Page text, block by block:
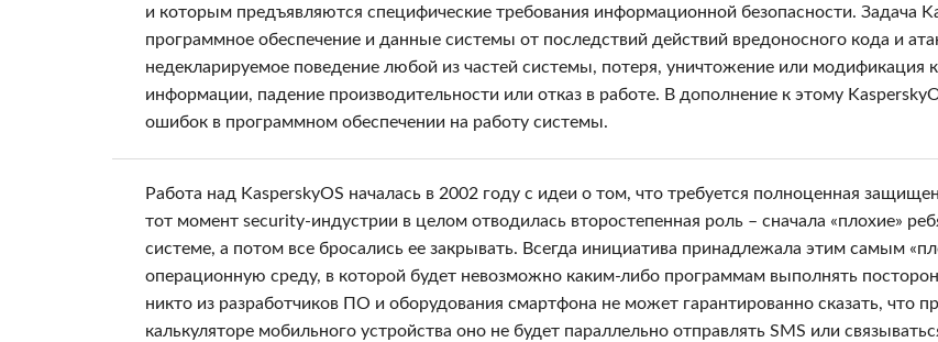
и которым предъявляются специфические требования информационной безопасности. Задача
программное обеспечение и данные системы от последствий действий вредоносного кода и
недекларируемое поведение любой из частей системы, потеря, уничтожение или модификация
информации, падение производительности или отказ в работе. В дополнение к этому
ошибок в программном обеспечении на работу системы.
Работа над KasperskyOS началась в 2002 году с идеи о том, что требуется полноценная
тот момент security-индустрии в целом отводилась второстепенная роль – сначала «плохие»
системе, а потом все бросались ее закрывать. Всегда инициатива принадлежала этим самым
операционную среду, в которой будет невозможно каким-либо программам выполнять
никто из разработчиков ПО и оборудования смартфона не может гарантированно сказать, что
калькуляторе мобильного устройства оно не будет параллельно отправлять SMS или